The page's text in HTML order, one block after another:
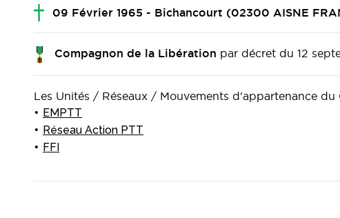
09 Février 1965 - Bichancourt (02300 AISNE
Compagnon de la Libération par décret du 12
Les Unités / Réseaux / Mouvements d'appartenance du
EMPTT
Réseau Action PTT
FFI